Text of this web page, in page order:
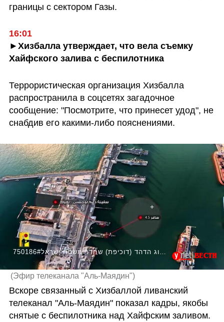
границы с сектором Газы.
16:01
►Хизбалла утверждает, что вела съемку
Хайфского залива с беспилотника
Террористическая организация Хизбалла
распространила в соцсетях загадочное
сообщение: "Посмотрите, что принесет удод", не
снабдив его какими-либо пояснениями.
(Эфир телеканала "Аль-Маядин")
Вскоре связанный с Хизбаллой ливанский
телеканал "Аль-Маядин" показал кадры, якобы
снятые с беспилотника над Хайфским заливом.